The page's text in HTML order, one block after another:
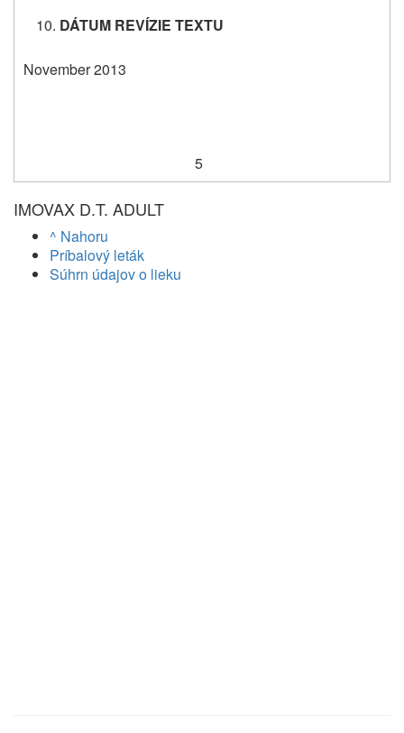
DÁTUM REVÍZIE TEXTU
November 2013
5
IMOVAX D.T. ADULT
^ Nahoru
Príbalový leták
Súhrn údajov o lieku